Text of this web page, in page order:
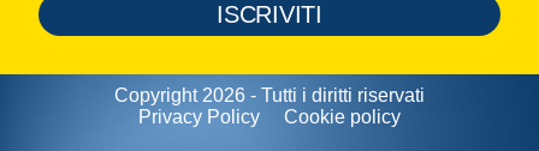
ISCRIVITI
Copyright 2026 - Tutti i diritti riservati
Privacy Policy
Cookie policy